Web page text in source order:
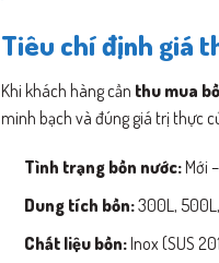
Tiêu chí định giá
Khi khách hàng cần thu mua
minh bạch và đúng giá trị thực
Tình trạng bồn nước:Mới
Dung tích bồn:300L,
Chất liệu bồn:Inox (SUS